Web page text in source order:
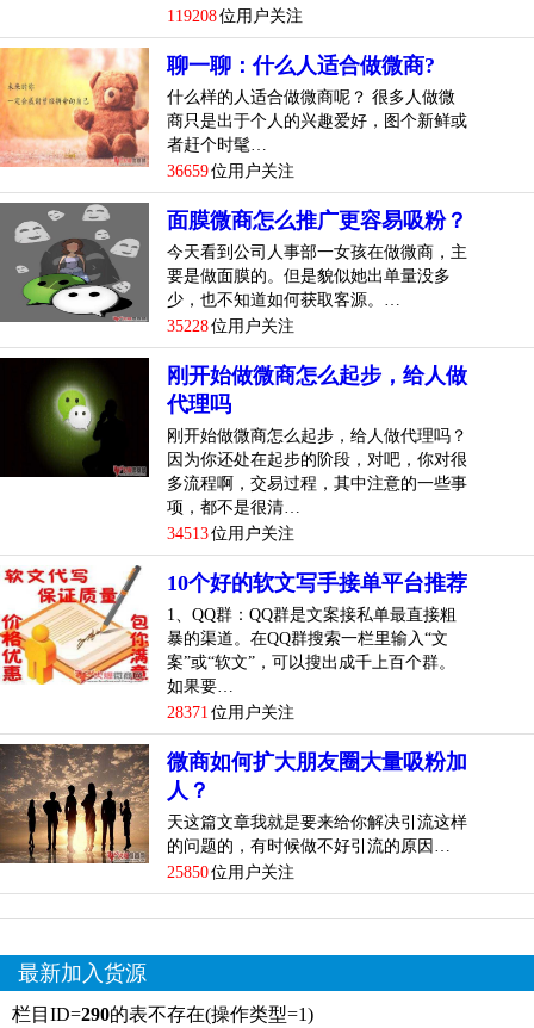
119208位用户关注
聊一聊：什么人适合做微商?
什么样的人适合做微商呢？ 很多人做微
商只是出于个人的兴趣爱好，图个新鲜或
者赶个时髦…
36659位用户关注
面膜微商怎么推广更容易吸粉？
今天看到公司人事部一女孩在做微商，主
要是做面膜的。但是貌似她出单量没多
少，也不知道如何获取客源。…
35228位用户关注
刚开始做微商怎么起步，给人做
代理吗
刚开始做微商怎么起步，给人做代理吗？
因为你还处在起步的阶段，对吧，你对很
多流程啊，交易过程，其中注意的一些事
项，都不是很清…
34513位用户关注
10个好的软文写手接单平台推荐
1、QQ群：QQ群是文案接私单最直接粗
暴的渠道。在QQ群搜索一栏里输入“文
案”或“软文”，可以搜出成千上百个群。
如果要…
28371 位用户关注
微商如何扩大朋友圈大量吸粉加
人？
天这篇文章我就是要来给你解决引流这样
的问题的，有时候做不好引流的原因…
25850位用户关注
最新加入货源
栏目ID=290的表不存在(操作类型=1)